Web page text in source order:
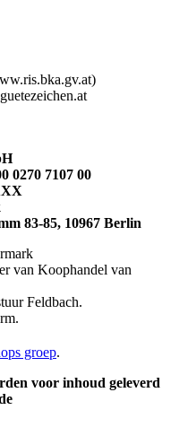
0270 7107 00
83-85, 10967 Berlin
van Koophandel van
Feldbach.
groep.
voor inhoud geleverd